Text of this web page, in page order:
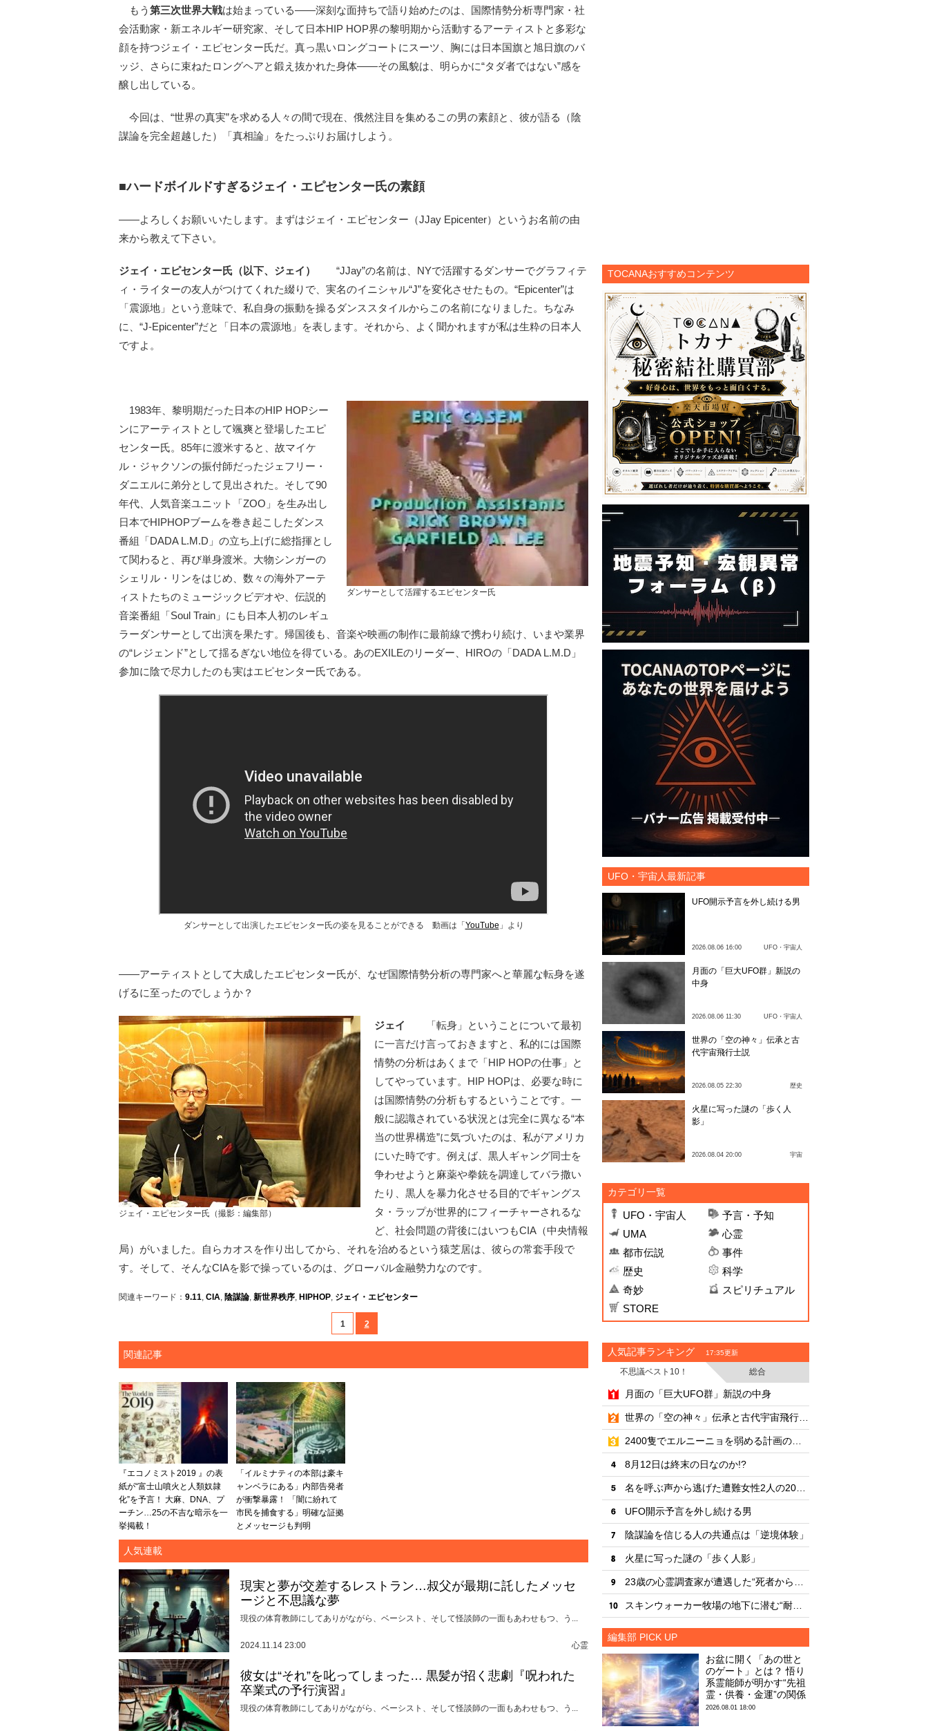
もう 第三次世界大戦は始まっている――深刻な面持ちで語り始めたのは、国際情勢分析専門家・社
会活動家・新エネルギー研究家、そして日本HIP HOP界の黎明期から活動するアーティストと多彩な
顔を持つジェイ・エピセンター氏だ。真っ黒いロングコートにスーツ、胸には日本国旗と旭日旗のバ
ッジ、さらに束ねたロングヘアと鍛え抜かれた身体――その風貌は、明らかに“タダ者ではない”感を
醸し出している。
今回は、“世界の真実”を求める人々の間で現在、俄然注目を集めるこの男の素顔と、彼が語る（陰
謀論を完全超越した）「真相論」をたっぷりお届けしよう。
■ハードボイルドすぎるジェイ・エピセンター氏の素顔
――よろしくお願いいたします。まずはジェイ・エピセンター（JJay Epicenter）というお名前の由
来から教えて下さい。
ジェイ・エピセンター氏（以下、ジェイ）
“JJay”の名前は、NYで活躍するダンサーでグラフィテ
ィ・ライターの友人がつけてくれた綴りで、実名のイニシャル“J”を変化させたもの。“Epicenter”は
「震源地」という意味で、私自身の振動を操るダンススタイルからこの名前になりました。ちなみ
に、“J-Epicenter”だと「日本の震源地」を表します。それから、よく聞かれますが私は生粋の日本人
ですよ。
ダンサーとして活躍するエピセンター氏
1983年、黎明期だった日本のHIP HOPシー
ンにアーティストとして颯爽と登場したエピ
センター氏。85年に渡米すると、故マイケ
ル・ジャクソンの振付師だったジェフリー・
ダニエルに弟分として見出された。そして90
年代、人気音楽ユニット「ZOO」を生み出し
日本でHIPHOPブームを巻き起こしたダンス
番組「DADA L.M.D」の立ち上げに総指揮とし
て関わると、再び単身渡米。大物シンガーの
シェリル・リンをはじめ、数々の海外アーテ
ィストたちのミュージックビデオや、伝説的
音楽番組「Soul Train」にも日本人初のレギュ
ラーダンサーとして出演を果たす。帰国後も、音楽や映画の制作に最前線で携わり続け、いまや業界
の“レジェンド”として揺るぎない地位を得ている。あのEXILEのリーダー、HIROの「DADA L.M.D」
参加に陰で尽力したのも実はエピセンター氏である。
ダンサーとして出演したエピセンター氏の姿を見ることができる　動画は「 YouTube 」より
――アーティストとして大成したエピセンター氏が、なぜ国際情勢分析の専門家へと華麗な転身を遂
げるに至ったのでしょうか？
ジェイ・エピセンター氏（撮影：編集部）
ジェイ
「転身」ということについて最初
に一言だけ言っておきますと、私的には国際
情勢の分析はあくまで「HIP HOPの仕事」と
してやっています。HIP HOPは、必要な時に
は国際情勢の分析もするということです。一
般に認識されている状況とは完全に異なる“本
当の世界構造”に気づいたのは、私がアメリカ
にいた時です。例えば、黒人ギャング同士を
争わせようと麻薬や拳銃を調達してバラ撒い
たり、黒人を暴力化させる目的でギャングス
タ・ラップが世界的にフィーチャーされるな
ど、社会問題の背後にはいつもCIA（中央情報
局）がいました。自らカオスを作り出してから、それを治めるという猿芝居は、彼らの常套手段で
す。そして、そんなCIAを影で操っているのは、グローバル金融勢力なのです。
関連キーワード： 9.11, CIA, 陰謀論, 新世界秩序, HIPHOP, ジェイ・エピセンター
1 2
関連記事
『エコノミスト2019 』の表
紙が“富士山噴火と人類奴隷
化”を予言！ 大麻、DNA、プ
ーチン…25の不吉な暗示を一
挙掲載！
「イルミナティの本部は豪キ
ャンベラにある」内部告発者
が衝撃暴露！ 「闇に紛れて
市民を捕食する」明確な証拠
とメッセージも判明
人気連載
現実と夢が交差するレストラン…叔父が最期に託したメッセ
ージと不思議な夢
現役の体育教師にしてありがながら、ベーシスト、そして怪談師の一面もあわせもつ、う...
2024.11.14 23:00 心霊
彼女は“それ”を叱ってしまった… 黒髪が招く悲劇『呪われた
卒業式の予行演習』
現役の体育教師にしてありがながら、ベーシスト、そして怪談師の一面もあわせもつ、う...
TOCANAおすすめコンテンツ
UFO・宇宙人最新記事
UFO開示予言を外し続ける男
2026.08.06 16:00 UFO・宇宙人
月面の「巨大UFO群」新説の
中身
2026.08.06 11:30 UFO・宇宙人
世界の「空の神々」伝承と古
代宇宙飛行士説
2026.08.05 22:30 歴史
火星に写った謎の「歩く人
影」
2026.08.04 20:00 宇宙
カテゴリ一覧
UFO・宇宙人
予言・予知
UMA
心霊
都市伝説
事件
歴史
科学
奇妙
スピリチュアル
STORE
人気記事ランキング 17:35更新
不思議ベスト10！
総合
・
月面の「巨大UFO群」新説の中身
・
・
・
8月12日は終末の日なのか!?
・
・
UFO開示予言を外し続ける男
・
陰謀論を信じる人の共通点は「逆境体験」
・
火星に写った謎の「歩く人影」
・
・
編集部 PICK UP
お盆に開く「あの世と
のゲート」とは？ 悟り
系霊能師が明かす“先祖
霊・供養・金運”の関係
2026.08.01 18:00